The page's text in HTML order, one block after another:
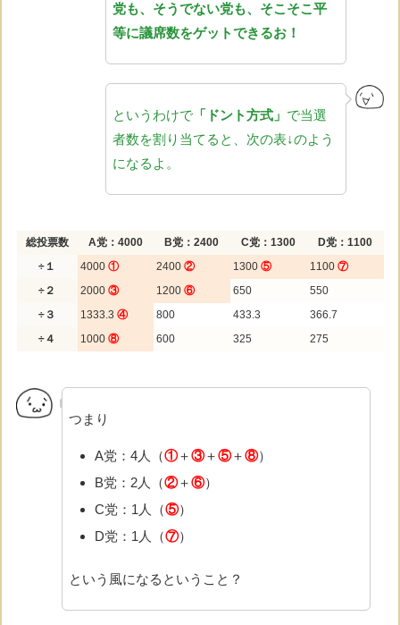
党も、そうでない党も、そこそこ平
等に議席数をゲットできるお！
というわけで「ドント方式」 で当選
者数を割り当てると、次の表↓のよう
になるよ。
総投票数 A党：4000 B党：2400 C党：1300
D党：1100
÷１
4000① 2400 ② 1300 ⑤ 1100 ⑦
÷２
2000 ③ 1200 ⑥ 650
550
÷３
1333.3 ④ 800 433.3
366.7
÷４
1000 ⑧ 600 325 275
つまり
A党：4人（①＋③＋⑤＋⑧）
B党：2人（②＋⑥）
C党：1人（⑤）
D党：1人（⑦）
という風になるということ？